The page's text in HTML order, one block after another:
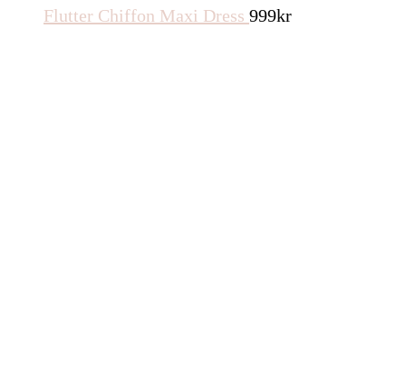
Flutter Chiffon Maxi Dress 999kr